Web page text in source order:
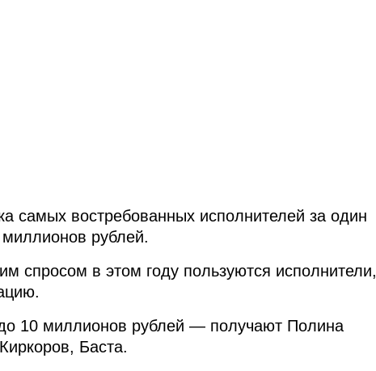
самых востребованных исполнителей за один
рублей.
спросом в этом году пользуются исполнители,
10 миллионов рублей — получают Полина
Баста.